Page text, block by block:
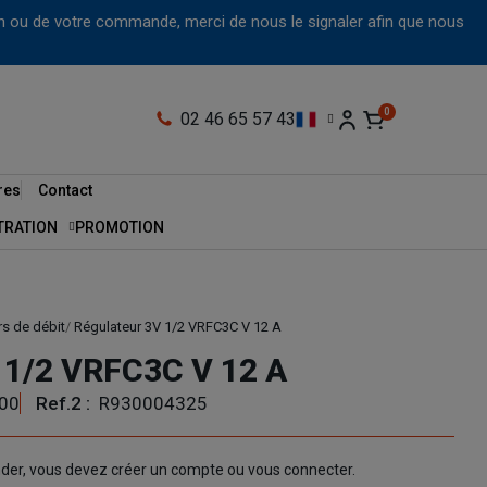
de votre commande, merci de nous le signaler afin que nous
02 46 65 57 43
Contact
PROMOTION
de débit Régulateur 3V 1/2 VRFC3C V 12 A
2 VRFC3C V 12 A
Ref.2 : R930004325
vous devez créer un compte ou vous connecter.